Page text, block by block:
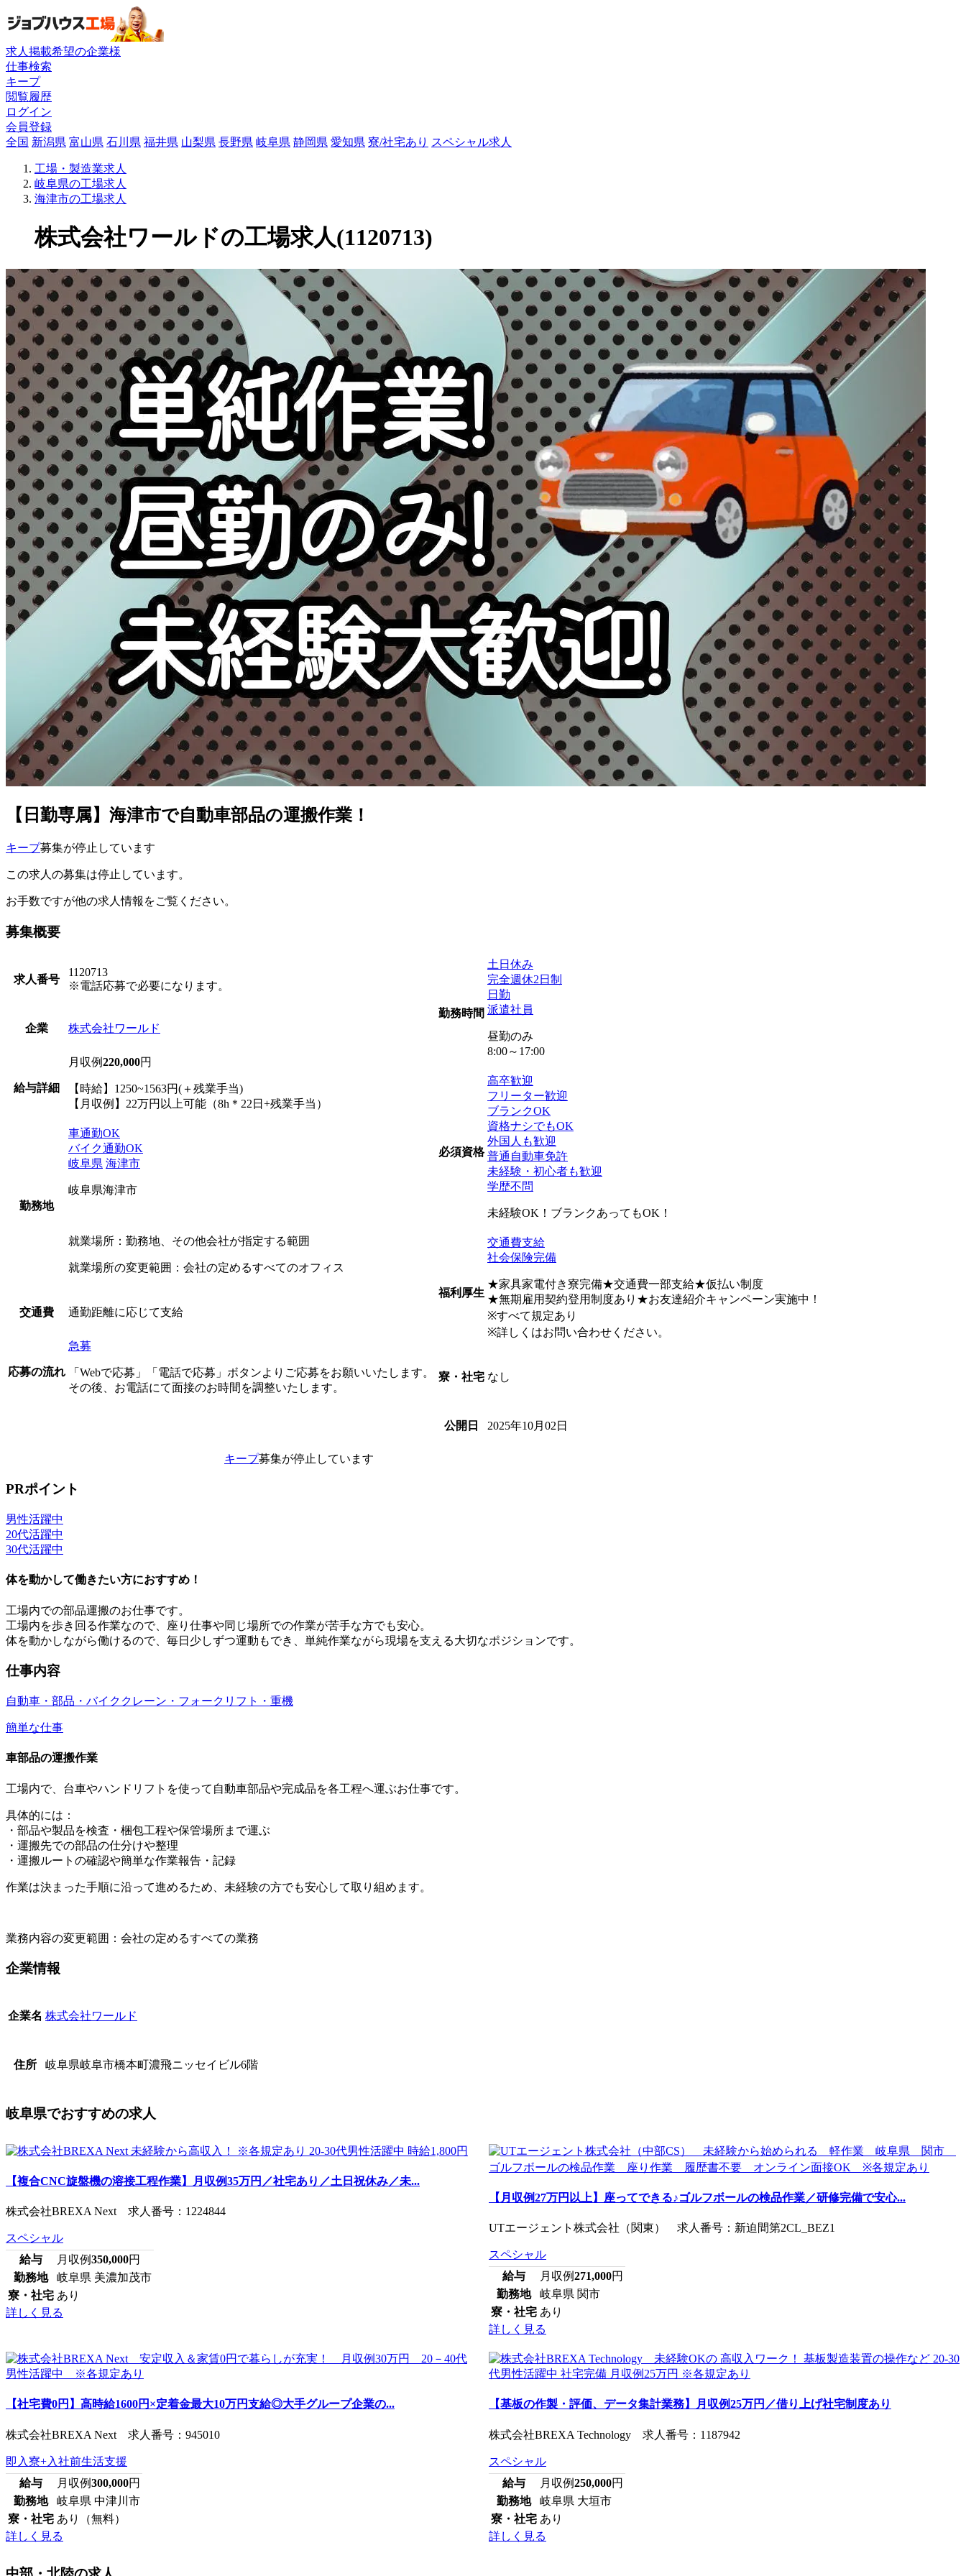
求人掲載希望の企業様
仕事検索
キープ
閲覧履歴
ログイン
会員登録
全国 新潟県 富山県 石川県 福井県 山梨県 長野県 岐阜県 静岡県 愛知県 寮/社宅あり スペシャル求人
工場・製造業求人
岐阜県の工場求人
海津市の工場求人
株式会社ワールドの工場求人(1120713)
【日勤専属】海津市で自動車部品の運搬作業！
キープ募集が停止しています
この求人の募集は停止しています。
お手数ですが他の求人情報をご覧ください。
募集概要
求人番号
1120713
※電話応募で必要になります。
企業 株式会社ワールド
給与詳細
月収例220,000円
【時給】1250~1563円(＋残業手当)
【月収例】22万円以上可能（8h＊22日+残業手当）
勤務地
車通勤OK
バイク通勤OK
岐阜県 海津市
岐阜県海津市
就業場所：勤務地、その他会社が指定する範囲
就業場所の変更範囲：会社の定めるすべてのオフィス
交通費 通勤距離に応じて支給
応募の流れ
急募
「Webで応募」「電話で応募」ボタンよりご応募をお願いいたします。
その後、お電話にて面接のお時間を調整いたします。
勤務時間
土日休み
完全週休2日制
日勤
派遣社員
昼勤のみ
8:00～17:00
必須資格
高卒歓迎
フリーター歓迎
ブランクOK
資格ナシでもOK
外国人も歓迎
普通自動車免許
未経験・初心者も歓迎
学歴不問
未経験OK！ブランクあってもOK！
福利厚生
交通費支給
社会保険完備
★家具家電付き寮完備★交通費一部支給★仮払い制度
★無期雇用契約登用制度あり★お友達紹介キャンペーン実施中！
※すべて規定あり
※詳しくはお問い合わせください。
寮・社宅 なし
公開日 2025年10月02日
キープ募集が停止しています
PRポイント
男性活躍中
20代活躍中
30代活躍中
体を動かして働きたい方におすすめ！
工場内での部品運搬のお仕事です。
工場内を歩き回る作業なので、座り仕事や同じ場所での作業が苦手な方でも安心。
体を動かしながら働けるので、毎日少しずつ運動もでき、単純作業ながら現場を支える大切なポジションです。
仕事内容
自動車・部品・バイク クレーン・フォークリフト・重機
簡単な仕事
車部品の運搬作業
工場内で、台車やハンドリフトを使って自動車部品や完成品を各工程へ運ぶお仕事です。
具体的には：
・部品や製品を検査・梱包工程や保管場所まで運ぶ
・運搬先での部品の仕分けや整理
・運搬ルートの確認や簡単な作業報告・記録
作業は決まった手順に沿って進めるため、未経験の方でも安心して取り組めます。
業務内容の変更範囲：会社の定めるすべての業務
企業情報
企業名 株式会社ワールド
住所 岐阜県岐阜市橋本町濃飛ニッセイビル6階
岐阜県でおすすめの求人
【複合CNC旋盤機の溶接工程作業】月収例35万円／社宅あり／土日祝休み／未...
株式会社BREXA Next 求人番号：1224844
スペシャル
給与
月収例350,000円
勤務地
岐阜県 美濃加茂市
寮・社宅 あり
詳しく見る
【月収例27万円以上】座ってできる♪ゴルフボールの検品作業／研修完備で安心...
UTエージェント株式会社（関東） 求人番号：新迫間第2CL_BEZ1
スペシャル
給与
月収例271,000円
勤務地
岐阜県 関市
寮・社宅 あり
詳しく見る
【社宅費0円】高時給1600円×定着金最大10万円支給◎大手グループ企業の...
株式会社BREXA Next 求人番号：945010
即入寮+入社前生活支援
給与
月収例300,000円
勤務地
岐阜県 中津川市
寮・社宅 あり（無料）
詳しく見る
【基板の作製・評価、データ集計業務】月収例25万円／借り上げ社宅制度あり
株式会社BREXA Technology 求人番号：1187942
スペシャル
給与
月収例250,000円
勤務地
岐阜県 大垣市
寮・社宅 あり
詳しく見る